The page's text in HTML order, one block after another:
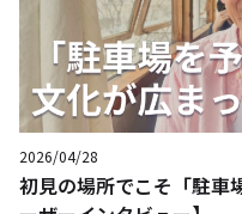
2026/04/28
初見の場所でこそ「駐車